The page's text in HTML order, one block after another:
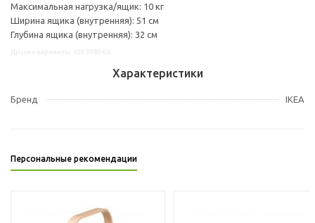
Максимальная нагрузка/ящик: 10 кг
Ширина ящика (внутренняя): 51 см
Глубина ящика (внутренняя): 32 см
Характеристики
Бренд IKEA
Персональные рекомендации